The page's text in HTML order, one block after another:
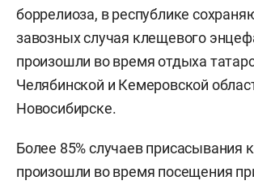
боррелиоза, в республике
завозных случая клещевого
произошли во время отдыха
Челябинской и Кемеровской
Новосибирске.
Более 85% случаев присасывания
произошли во время посещения